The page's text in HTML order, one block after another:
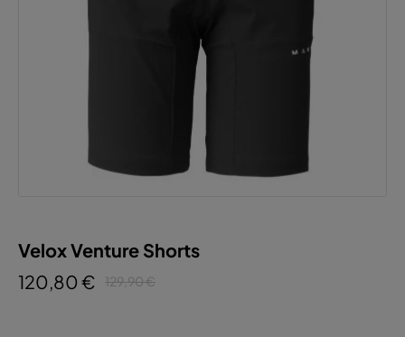
Velox Venture Shorts
120,80 €
129,90 €